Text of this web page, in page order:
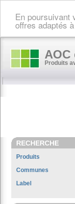
En poursuivant
offres adaptés
AOC
Produits
RECHERCHE
Produits
Communes
Label